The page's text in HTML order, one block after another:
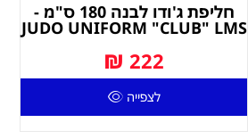
חליפת ג'ודו לבנה 180 ס"מ -
JUDO UNIFORM "CLUB" LMS
222
₪
לצפייה